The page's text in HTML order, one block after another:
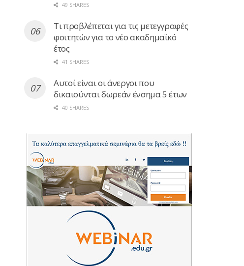
49 SHARES
Τι προβλέπεται για τις μετεγγραφές
φοιτητών για το νέο ακαδημαϊκό
έτος
41 SHARES
Αυτοί είναι οι άνεργοι που
δικαιούνται δωρεάν ένσημα 5 έτων
40 SHARES